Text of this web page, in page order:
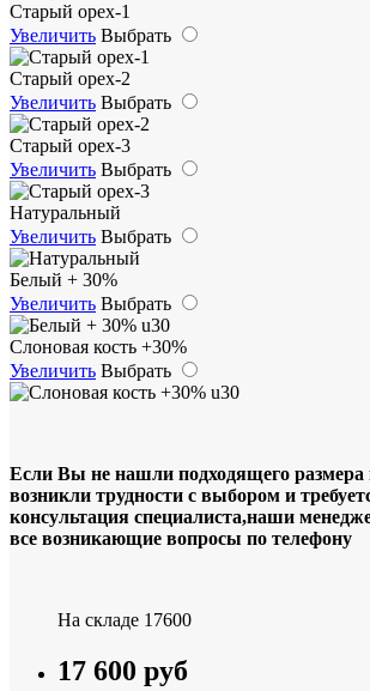
Старый орех-1
Увеличить Выбрать
Старый орех-2
Увеличить Выбрать
Старый орех-3
Увеличить Выбрать
Натуральный
Увеличить Выбрать
Белый + 30%
Увеличить Выбрать
Слоновая кость +30%
Увеличить Выбрать
Если Вы не нашли подходящего размера
возникли трудности с выбором и
консультация специалиста,наши
все возникающие вопросы по телефону
На складе 17600
17 600 руб